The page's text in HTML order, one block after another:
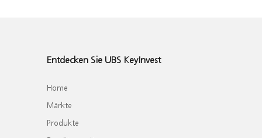
Entdecken Sie UBS KeyInvest
Home
Märkte
Produkte